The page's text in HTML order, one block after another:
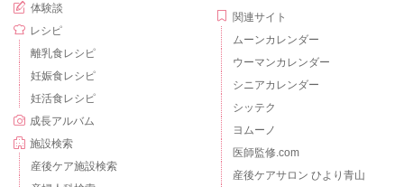
体験談
レシピ
離乳食レシピ
妊娠食レシピ
妊活食レシピ
成長アルバム
施設検索
産後ケア施設検索
関連サイト
ムーンカレンダー
ウーマンカレンダー
シニアカレンダー
シッテク
ヨムーノ
医師監修.com
産後ケアサロン ひより青山